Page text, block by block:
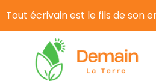
Tout écrivain est le fils de son